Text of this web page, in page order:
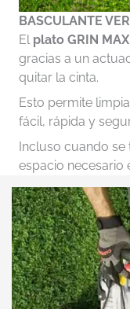
BASCULANTE
El plato GRIN
gracias a un
quitar la cinta.
Esto permite
fácil, rápida y
Incluso cuando
espacio necesario